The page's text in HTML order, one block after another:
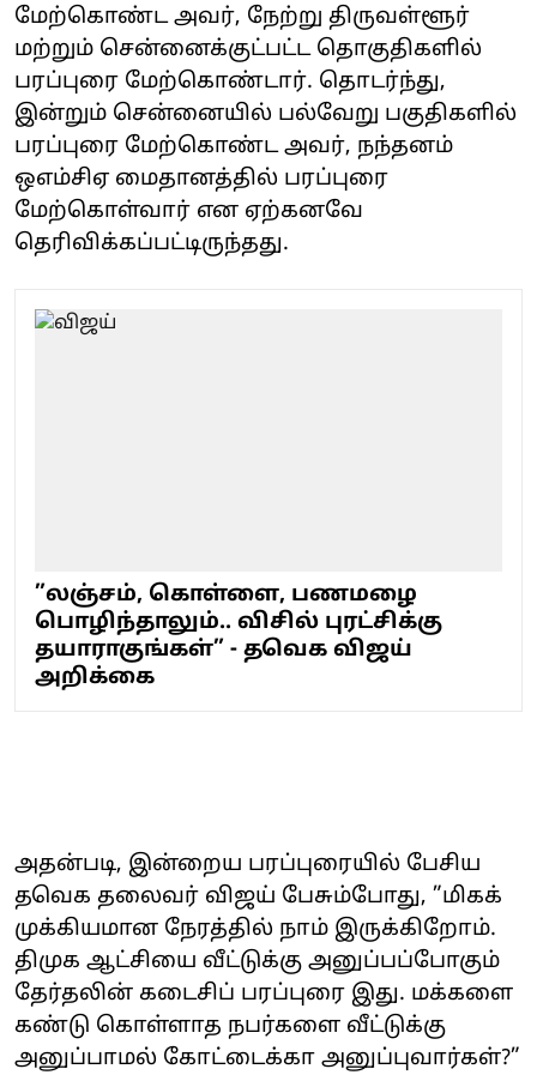
மேற்கொண்ட அவர், நேற்று திருவள்ளூர்
மற்றும் சென்னைக்குட்பட்ட தொகுதிகளில்
பரப்புரை மேற்கொண்டார். தொடர்ந்து,
இன்றும் சென்னையில் பல்வேறு பகுதிகளில்
பரப்புரை மேற்கொண்ட அவர், நந்தனம்
ஒஎம்சிஏ மைதானத்தில் பரப்புரை
மேற்கொள்வார் என ஏற்கனவே
தெரிவிக்கப்பட்டிருந்தது.
”லஞ்சம், கொள்ளை, பணமழை
பொழிந்தாலும்.. விசில் புரட்சிக்கு
தயாராகுங்கள்” - தவெக விஜய்
அறிக்கை
அதன்படி, இன்றைய பரப்புரையில் பேசிய
தவெக தலைவர் விஜய் பேசும்போது, ”மிகக்
முக்கியமான நேரத்தில் நாம் இருக்கிறோம்.
திமுக ஆட்சியை வீட்டுக்கு அனுப்பப்போகும்
தேர்தலின் கடைசிப் பரப்புரை இது. மக்களை
கண்டு கொள்ளாத நபர்களை வீட்டுக்கு
அனுப்பாமல் கோட்டைக்கா அனுப்புவார்கள்?”